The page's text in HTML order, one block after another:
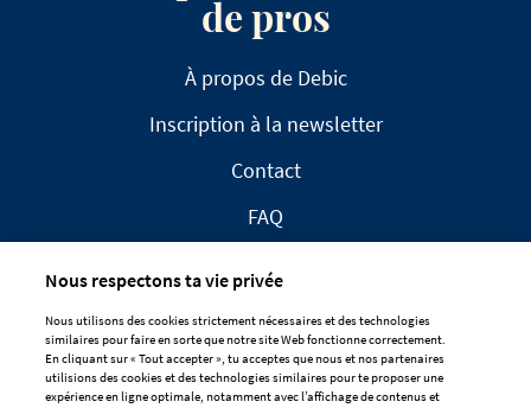
de pros
À propos de Debic
Inscription à la newsletter
Contact
FAQ
CLAUSE DE NON-RESPONSABILITÉ
DÉCLARATION DE CONFIDENTIALITÉ
Nous respectons ta vie privée
Nous utilisons des cookies strictement nécessaires et des technologies
similaires pour faire en sorte que notre site Web fonctionne correctement.
En cliquant sur « Tout accepter », tu acceptes que nous et nos partenaires
utilisions des cookies et des technologies similaires pour te proposer une
expérience en ligne optimale, notamment avec l’affichage de contenus et